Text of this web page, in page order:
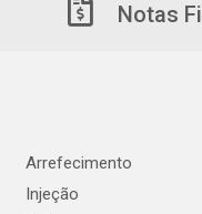
Notas
Arrefecimento
Injeção